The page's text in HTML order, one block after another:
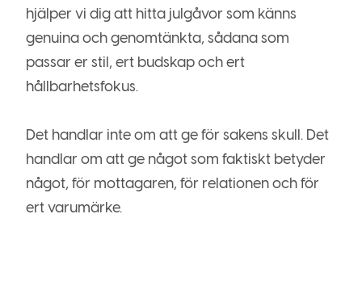
hjälper vi dig att hitta julgåvor som känns
genuina och genomtänkta, sådana som
passar er stil, ert budskap och ert
hållbarhetsfokus.
Det handlar inte om att ge för sakens skull. Det
handlar om att ge något som faktiskt betyder
något, för mottagaren, för relationen och för
ert varumärke.